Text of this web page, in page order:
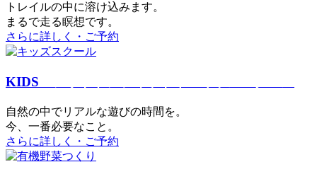
トレイルの中に溶け込みます。
まるで⾛る瞑想です。
さらに詳しく・ご予約
KIDS
⾃然の中でリアルな遊びの時間を。
今、⼀番必要なこと。
さらに詳しく・ご予約